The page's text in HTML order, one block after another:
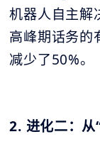
机器人自主解
高峰期话务的
减少了50%。
2. 进化二：从